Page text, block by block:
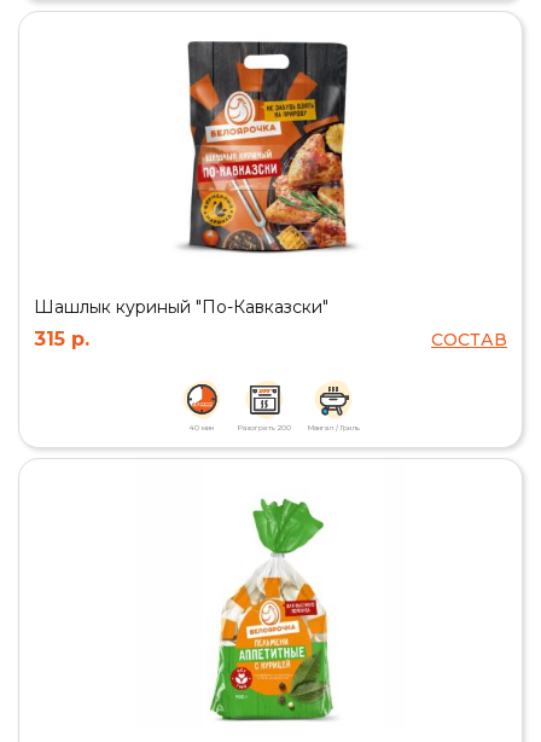
Шашлык куриный "По-Кавказски"
315 р. СОСТАВ
40 мин Разогреть 200 Мангал / Гриль